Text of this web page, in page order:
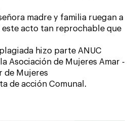
madre y familia ruegan a
este acto tan reprochable que
hizo parte ANUC
Asociación de Mujeres Amar -
de Mujeres
de acción Comunal.